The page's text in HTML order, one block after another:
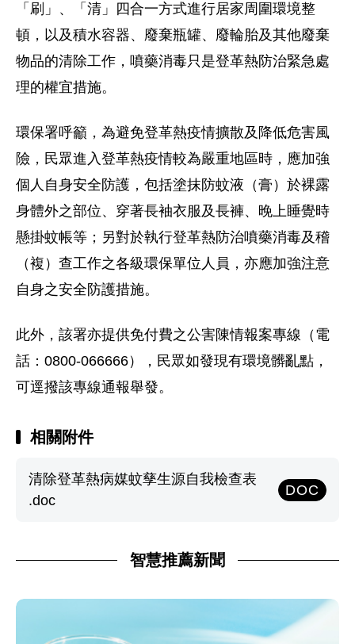
「刷」、「清」四合一方式進行居家周圍環境整
頓，以及積水容器、廢棄瓶罐、廢輪胎及其他廢棄
物品的清除工作，噴藥消毒只是登革熱防治緊急處
理的權宜措施。
環保署呼籲，為避免登革熱疫情擴散及降低危害風
險，民眾進入登革熱疫情較為嚴重地區時，應加強
個人自身安全防護，包括塗抹防蚊液（膏）於裸露
身體外之部位、穿著長袖衣服及長褲、晚上睡覺時
懸掛蚊帳等；另對於執行登革熱防治噴藥消毒及稽
（複）查工作之各級環保單位人員，亦應加強注意
自身之安全防護措施。
此外，該署亦提供免付費之公害陳情報案專線（電
話：0800-066666），民眾如發現有環境髒亂點，
可逕撥該專線通報舉發。
相關附件
清除登革熱病媒蚊孳生源自我檢查表
.doc
DOC
智慧推薦新聞